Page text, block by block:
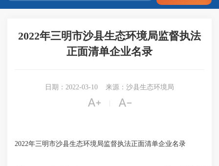
2022年三明市沙县生态环境局监督执法
正面清单企业名录
日期：2022-03-10 来源：沙县生态环境局
 
2022年三明市沙县生态环境局监督执法正面清单企业名录